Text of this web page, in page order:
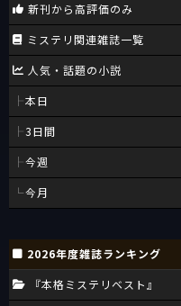
新刊から高評価のみ
ミステリ関連雑誌一覧
人気・話題の小説
本日
3日間
今週
今月
2026年度雑誌ランキング
『本格ミステリベスト』